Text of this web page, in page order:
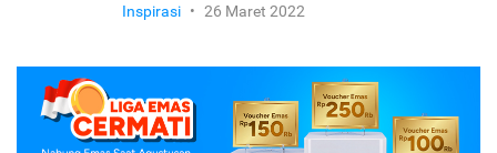
Inspirasi • 26 Maret 2022